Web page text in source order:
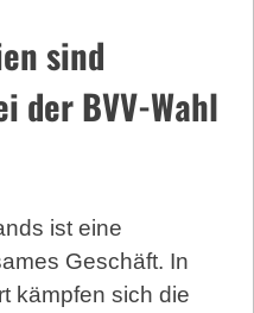
sind
der BVV-Wahl
ist eine
Geschäft. In
kämpfen sich die